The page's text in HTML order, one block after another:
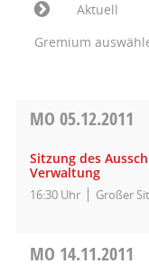
Aktuell
Gremium
MO 05.12.2011
Sitzung des
Verwaltung
16:30 Uhr Großer
MO 14.11.2011